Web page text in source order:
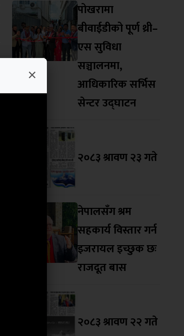
पोखरामा
बीवाईडीको पूर्ण थ्री–
एस सुविधा
सञ्चालनमा,
आधिकारिक सर्भिस
सेन्टर उद्घाटन
२०८३ श्रावण २३ गते
नेपालसँग श्रम
सहकार्य विस्तार गर्न
इजरायल इच्छुक छः
राजदूत बास
२०८३ श्रावण २२ गते
×